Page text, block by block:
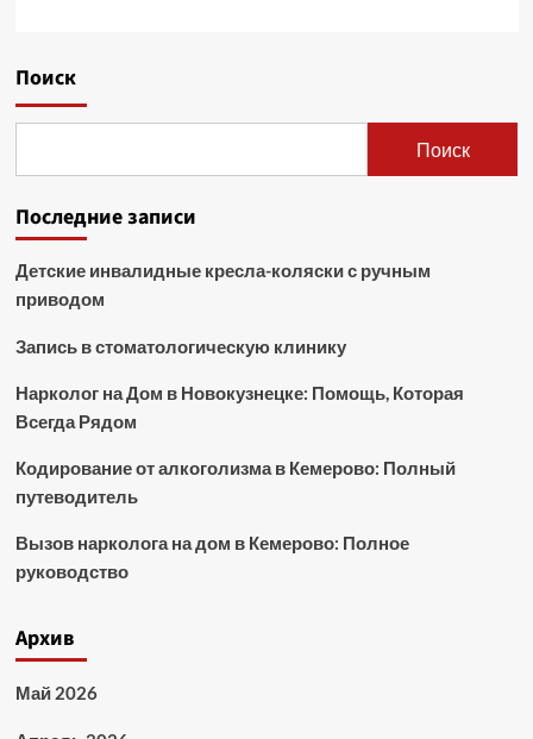
Поиск
Поиск
Последние записи
Детские инвалидные кресла-коляски с ручным
приводом
Запись в стоматологическую клинику
Нарколог на Дом в Новокузнецке: Помощь, Которая
Всегда Рядом
Кодирование от алкоголизма в Кемерово: Полный
путеводитель
Вызов нарколога на дом в Кемерово: Полное
руководство
Архив
Май 2026